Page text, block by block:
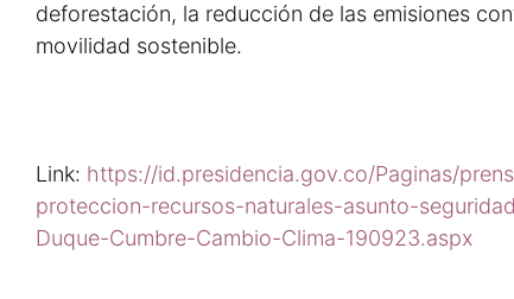
deforestación, la reducción de las emisiones
movilidad sostenible.
Link: https://id.presidencia.gov.co/Paginas/
proteccion-recursos-naturales-asunto-
Duque-Cumbre-Cambio-Clima-190923.aspx